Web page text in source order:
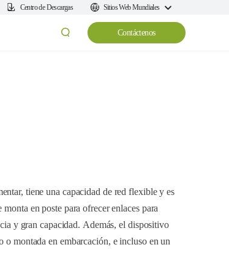
Centro de Descargas Sitios Web Mundiales
Contáctenos
tiene una capacidad de red flexible y es
en poste para ofrecer enlaces para
y gran capacidad. Además, el dispositivo
montada en embarcación, e incluso en un